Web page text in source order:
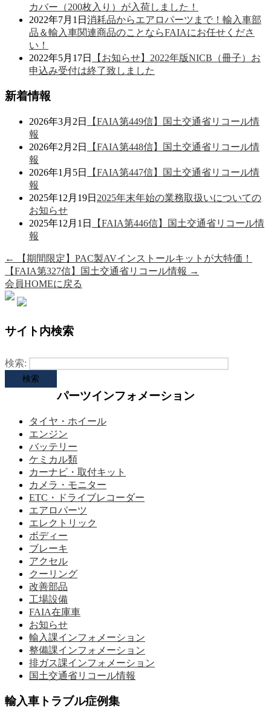
カバー（200枚入り）が入荷しました！
2022年7月1日 消耗品からエアロパーツまで！輸入車部
品＆輸入車関連商品のことならFAIAにお任せくださ
い！
2022年5月17日
【お知らせ】2022年版NICB（冊子）お
申込み受付は終了致しました
新着情報
2026年3月2日
【FAIA第449信】国土交通省リコール情
報
2026年2月2日
【FAIA第448信】国土交通省リコール情
報
2026年1月5日
【FAIA第447信】国土交通省リコール情
報
2025年12月19日 2025年末年始の業務取扱いについての
お知らせ
2025年12月1日
【FAIA第446信】国土交通省リコール情
報
←
【期間限定】PAC製AVインストールキットが大特価！
【FAIA第327信】国土交通省リコール情報 →
会員HOMEに戻る
サイト内検索
検索:
パーツインフォメーション
タイヤ・ホイール
エンジン
バッテリー
ケミカル類
カーナビ・取付キット
カメラ・モニター
ETC・ドライブレコーダー
エアロパーツ
エレクトリック
ボディー
ブレーキ
アクセル
クーリング
改善部品
工場設備
FAIA在庫車
お知らせ
輸入課インフォメーション
整備課インフォメーション
排ガス課インフォメーション
国土交通省リコール情報
輸入車トラブル症例集